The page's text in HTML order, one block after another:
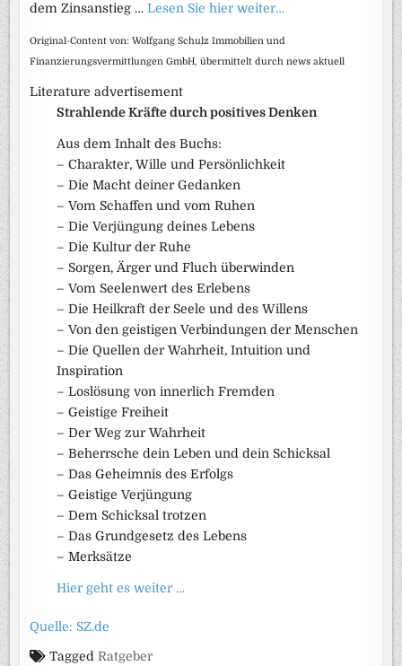
dem Zinsanstieg …Lesen Sie hier weiter…
Original-Content von: Wolfgang Schulz Immobilien und
Finanzierungsvermittlungen GmbH, übermittelt durch news aktuell
Literature advertisement
Strahlende Kräfte durch positives Denken
Aus dem Inhalt des Buchs:
– Charakter, Wille und Persönlichkeit
– Die Macht deiner Gedanken
– Vom Schaffen und vom Ruhen
– Die Verjüngung deines Lebens
– Die Kultur der Ruhe
– Sorgen, Ärger und Fluch überwinden
– Vom Seelenwert des Erlebens
– Die Heilkraft der Seele und des Willens
– Von den geistigen Verbindungen der Menschen
– Die Quellen der Wahrheit, Intuition und
Inspiration
– Loslösung von innerlich Fremden
– Geistige Freiheit
– Der Weg zur Wahrheit
– Beherrsche dein Leben und dein Schicksal
– Das Geheimnis des Erfolgs
– Geistige Verjüngung
– Dem Schicksal trotzen
– Das Grundgesetz des Lebens
– Merksätze
Hier geht es weiter …
Quelle: SZ.de
TaggedRatgeber